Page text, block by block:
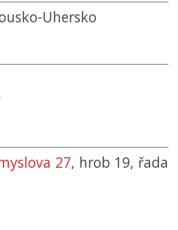
Uhersko
27, hrob 19, řada